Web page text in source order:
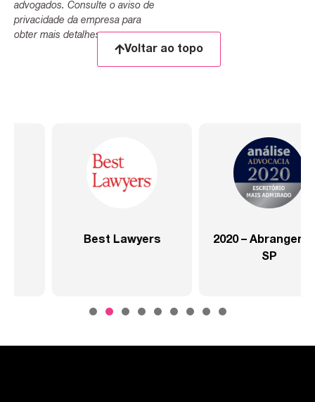
advogados. Consulte o aviso de
privacidade da empresa para
obter mais detalhes.
Voltar ao topo
2020 – Abrangente –
2020 – Abrangente –
Setor Saúde